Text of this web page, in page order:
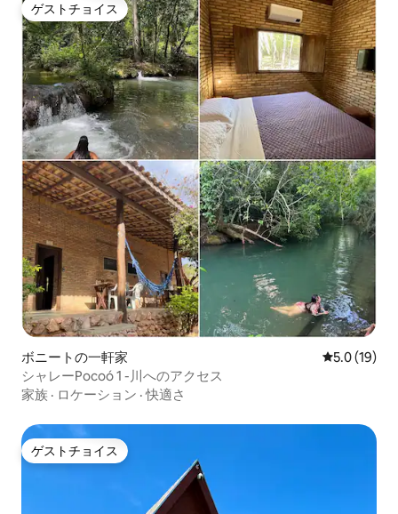
ゲストチョイス
ゲストチョイス
ボニートの一軒家 レビュー19
5.0 (19)
シャレーPocoó 1 -川へのアクセス
家族 · ロケーション ·快適さ
ゲストチョイス
ゲストチョイス